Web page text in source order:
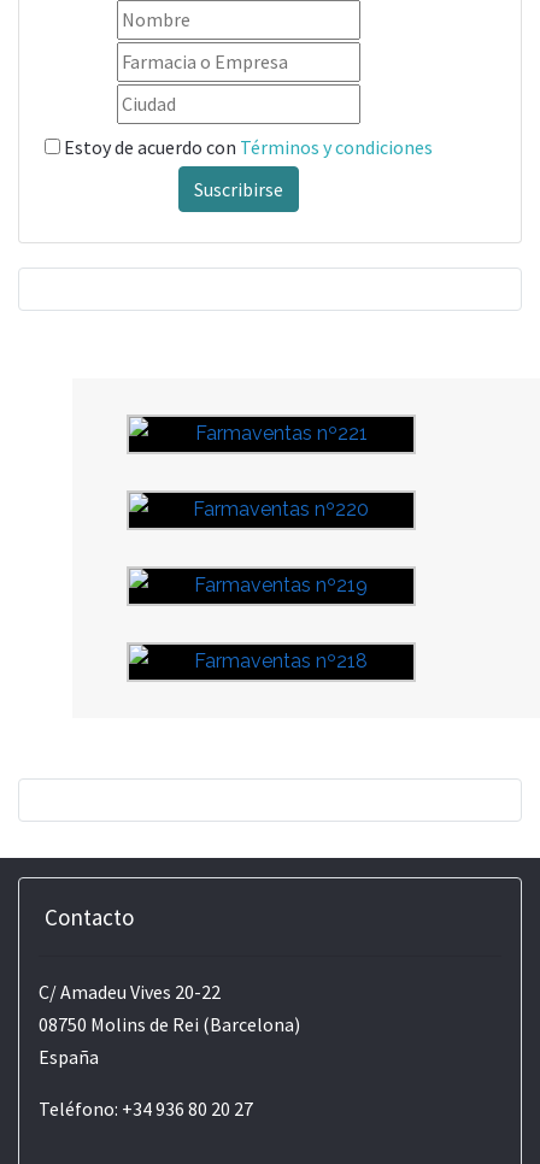
Estoy de acuerdo con Términos y condiciones
Suscribirse
Contacto
C/ Amadeu Vives 20-22
08750 Molins de Rei (Barcelona)
España
Teléfono: +34 936 80 20 27